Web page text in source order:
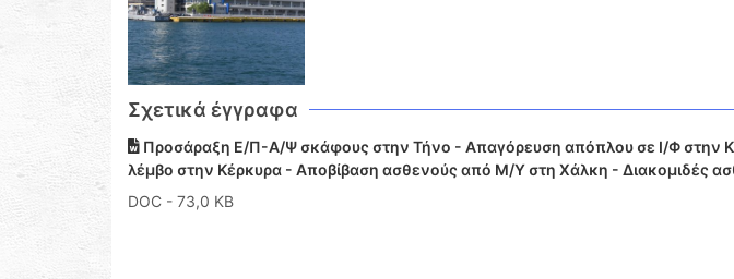
Σχετικά έγγραφα
Προσάραξη Ε/Π-Α/Ψ σκάφους στην Τήνο - Απαγόρευση απόπλου σε Ι/Φ στην
λέμβο στην Κέρκυρα - Αποβίβαση ασθενούς από Μ/Υ στη Χάλκη - Διακομιδές
DOC - 73,0 KB